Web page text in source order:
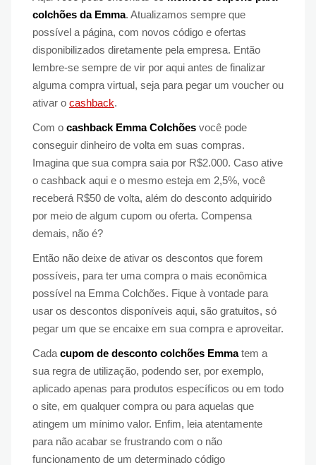
colchões da Emma. Atualizamos sempre que
possível a página, com novos código e ofertas
disponibilizados diretamente pela empresa. Então
lembre-se sempre de vir por aqui antes de finalizar
alguma compra virtual, seja para pegar um voucher ou
ativar o cashback.
Com o cashback Emma Colchões você pode
conseguir dinheiro de volta em suas compras.
Imagina que sua compra saia por R$2.000. Caso ative
o cashback aqui e o mesmo esteja em 2,5%, você
receberá R$50 de volta, além do desconto adquirido
por meio de algum cupom ou oferta. Compensa
demais, não é?
Então não deixe de ativar os descontos que forem
possíveis, para ter uma compra o mais econômica
possível na Emma Colchões. Fique à vontade para
usar os descontos disponíveis aqui, são gratuitos, só
pegar um que se encaixe em sua compra e aproveitar.
Cadacupom de desconto colchões Emmatem a
sua regra de utilização, podendo ser, por exemplo,
aplicado apenas para produtos específicos ou em todo
o site, em qualquer compra ou para aquelas que
atingem um mínimo valor. Enfim, leia atentamente
para não acabar se frustrando com o não
funcionamento de um determinado código